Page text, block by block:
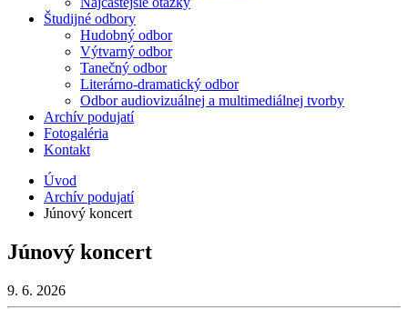
Študijné odbory
Hudobný odbor
Výtvarný odbor
Tanečný odbor
Literárno-dramatický odbor
Odbor audiovizuálnej a multimediálnej tvorby
Archív podujatí
Fotogaléria
Kontakt
Úvod
Archív podujatí
Júnový koncert
Júnový koncert
9. 6. 2026